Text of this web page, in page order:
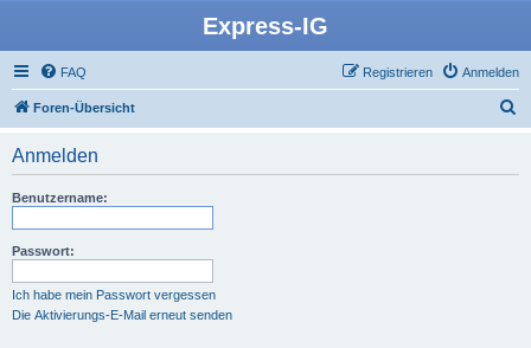
Express-IG
FAQ Anmelden
Registrieren
Foren-Übersicht
Anmelden
Benutzername:
Passwort:
Ich habe mein Passwort vergessen
Die Aktivierungs-E-Mail erneut senden